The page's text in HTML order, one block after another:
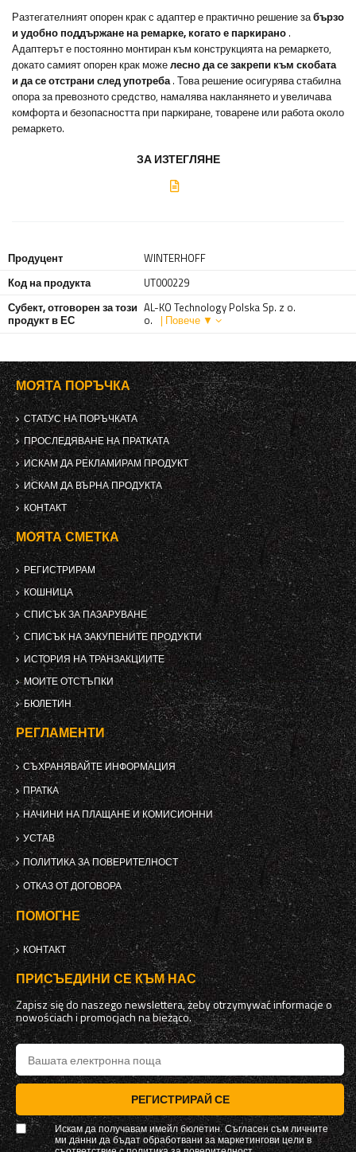
Разтегателният опорен крак с адаптер е практично решение забързо
и удобно поддържане на ремарке, когато е паркирано .
Адаптерът е постоянно монтиран към конструкцията на ремаркето,
докато самият опорен крак можелесно да се закрепи към скобата
и да се отстрани след употреба. Това решение осигурява стабилна
опора за превозното средство, намалява накланянето и увеличава
комфорта и безопасността при паркиране, товарене или работа около
ремаркето.
ЗА ИЗТЕГЛЯНЕ
Продуцент
WINTERHOFF
Код на продукта
UT000229
Субект, отговорен за този
продукт в ЕС
AL-KO Technology Polska Sp. z o.
o. | Повече ▼
МОЯТА ПОРЪЧКА
СТАТУС НА ПОРЪЧКАТА
ПРОСЛЕДЯВАНЕ НА ПРАТКАТА
ИСКАМ ДА РЕКЛАМИРАМ ПРОДУКТ
ИСКАМ ДА ВЪРНА ПРОДУКТА
КОНТАКТ
МОЯТА СМЕТКА
РЕГИСТРИРАМ
КОШНИЦА
СПИСЪК ЗА ПАЗАРУВАНЕ
СПИСЪК НА ЗАКУПЕНИТЕ ПРОДУКТИ
ИСТОРИЯ НА ТРАНЗАКЦИИТЕ
МОИТЕ ОТСТЪПКИ
БЮЛЕТИН
РЕГЛАМЕНТИ
СЪХРАНЯВАЙТЕ ИНФОРМАЦИЯ
ПРАТКА
НАЧИНИ НА ПЛАЩАНЕ И КОМИСИОННИ
УСТАВ
ПОЛИТИКА ЗА ПОВЕРИТЕЛНОСТ
ОТКАЗ ОТ ДОГОВОРА
ПОМОГНЕ
КОНТАКТ
ПРИСЪЕДИНИ СЕ КЪМ НАС
Zapisz się do naszego newslettera, żeby otrzymywać informacje o
nowościach i promocjach na bieżąco.
РЕГИСТРИРАЙ СЕ
Искам да получавам имейл бюлетин. Съгласен съм личните
ми данни да бъдат обработвани за маркетингови цели в